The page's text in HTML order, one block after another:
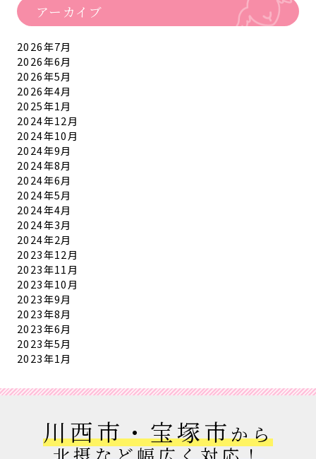
アーカイブ
2026年7月
2026年6月
2026年5月
2026年4月
2025年1月
2024年12月
2024年10月
2024年9月
2024年8月
2024年6月
2024年5月
2024年4月
2024年3月
2024年2月
2023年12月
2023年11月
2023年10月
2023年9月
2023年8月
2023年6月
2023年5月
2023年1月
川西市・宝塚市から